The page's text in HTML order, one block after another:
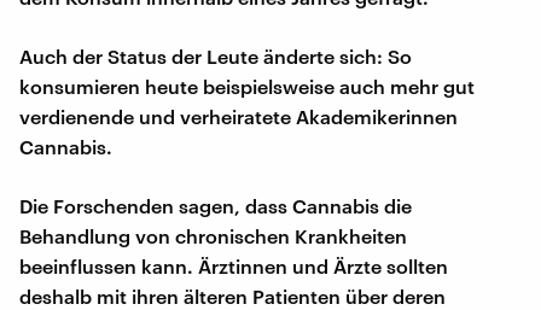
Auch der Status der Leute änderte sich: So
konsumieren heute beispielsweise auch mehr gut
verdienende und verheiratete Akademikerinnen
Cannabis.
Die Forschenden sagen, dass Cannabis die
Behandlung von chronischen Krankheiten
beeinflussen kann. Ärztinnen und Ärzte sollten
deshalb mit ihren älteren Patienten über deren